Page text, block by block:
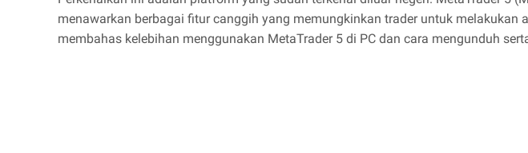
menawarkan berbagai fitur canggih yang memungkinkan trader untuk
membahas kelebihan menggunakan MetaTrader 5 di PC dan cara mengunduh